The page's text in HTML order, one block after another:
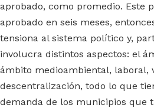
aprobado, como promedio. Este
aprobado en seis meses,
tensiona al sistema político y,
involucra distintos aspectos: el
ámbito medioambiental, laboral,
descentralización, todo lo que
demanda de los municipios que